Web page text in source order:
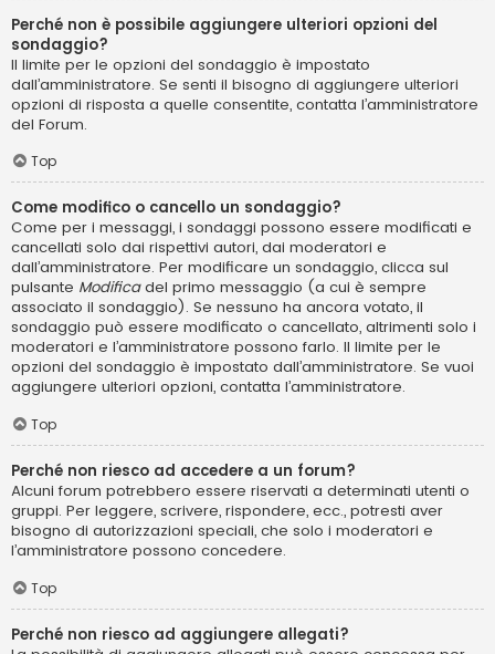
Perché non è possibile aggiungere ulteriori opzioni del
sondaggio?
Il limite per le opzioni del sondaggio è impostato
dall’amministratore. Se senti il bisogno di aggiungere ulteriori
opzioni di risposta a quelle consentite, contatta l’amministratore
del Forum.
Top
Come modifico o cancello un sondaggio?
Come per i messaggi, i sondaggi possono essere modificati e
cancellati solo dai rispettivi autori, dai moderatori e
dall’amministratore. Per modificare un sondaggio, clicca sul
pulsante Modificadel primo messaggio (a cui è sempre
associato il sondaggio). Se nessuno ha ancora votato, il
sondaggio può essere modificato o cancellato, altrimenti solo i
moderatori e l’amministratore possono farlo. Il limite per le
opzioni del sondaggio è impostato dall’amministratore. Se vuoi
aggiungere ulteriori opzioni, contatta l’amministratore.
Top
Perché non riesco ad accedere a un forum?
Alcuni forum potrebbero essere riservati a determinati utenti o
gruppi. Per leggere, scrivere, rispondere, ecc., potresti aver
bisogno di autorizzazioni speciali, che solo i moderatori e
l’amministratore possono concedere.
Top
Perché non riesco ad aggiungere allegati?